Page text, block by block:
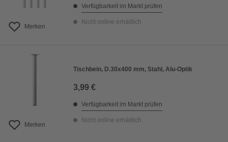
Merken
Verfügbarkeit im Markt prüfen
Nicht online erhältlich
Merken
Tischbein, D.30x400 mm, Stahl, Alu-Optik
3,99 €
Verfügbarkeit im Markt prüfen
Nicht online erhältlich